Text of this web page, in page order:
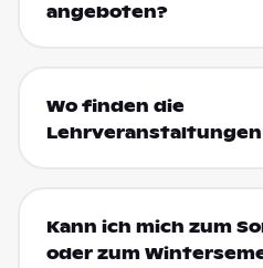
angeboten?
Wo finden die
Kann ich mich zum
oder zum